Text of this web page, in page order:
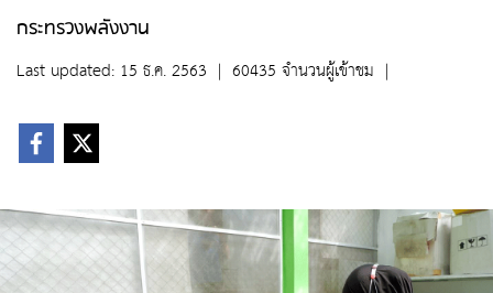
กระทรวงพลังงาน
Last updated: 15 ธ.ค. 2563 | 60435 จำนวนผู้เข้าชม |